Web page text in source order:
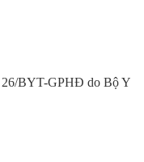
26/BYT-GPHĐ do Bộ Y